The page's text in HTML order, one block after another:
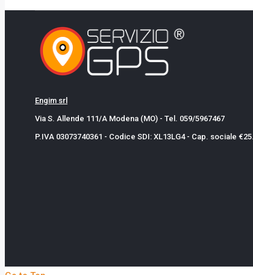
Engim srl
Via S. Allende 111/A Modena (MO) - Tel. 059/5967467
P.IVA 03073740361 - Codice SDI: XL13LG4 - Cap. sociale